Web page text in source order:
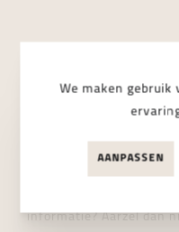
STUUR ONS EEN BERICHT
Wij helpen
informatie? Aarzel dan
We maken gebruik
AANPASSEN